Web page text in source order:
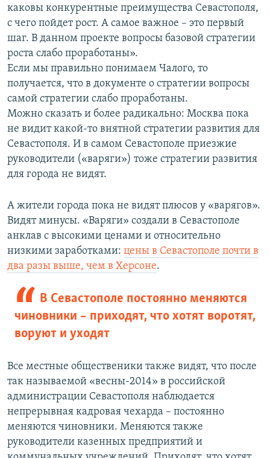
каковы конкурентные преимущества Севастополя,
с чего пойдет рост. А самое важное – это первый
шаг. В данном проекте вопросы базовой стратегии
роста слабо проработаны».
Если мы правильно понимаем Чалого, то
получается, что в документе о стратегии вопросы
самой стратегии слабо проработаны.
Можно сказать и более радикально: Москва пока
не видит какой-то внятной стратегии развития для
Севастополя. И в самом Севастополе приезжие
руководители («варяги») тоже стратегии развития
для города не видят.
А жители города пока не видят плюсов у «варягов».
Видят минусы. «Варяги» создали в Севастополе
анклав с высокими ценами и относительно
низкими заработками: цены в Севастополе почти в
два разы выше, чем в Херсоне.
В Севастополе постоянно меняются
чиновники – приходят, что хотят воротят,
воруют и уходят
Все местные общественики также видят, что после
так называемой «весны-2014» в российской
администрации Севастополя наблюдается
непрерывная кадровая чехарда – постоянно
меняются чиновники. Меняются также
руководители казенных предприятий и